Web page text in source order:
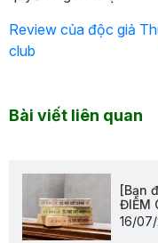
Review của độc giả
club
Bài viết liên quan
[Bạn
ĐIỂM
16/